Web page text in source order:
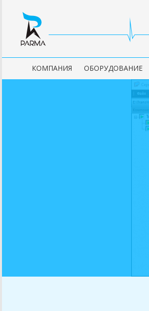
КОМПАНИЯ ОБОРУДОВАНИЕ